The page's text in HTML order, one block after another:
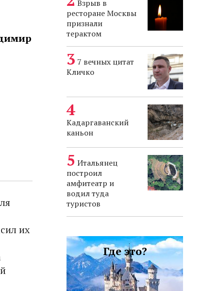
их
Взрыв в
ресторане Москвы
признали
терактом
7 вечных цитат
Кличко
Кадаргаванский
каньон
Итальянец
построил
амфитеатр и
водил туда
туристов
Где это?